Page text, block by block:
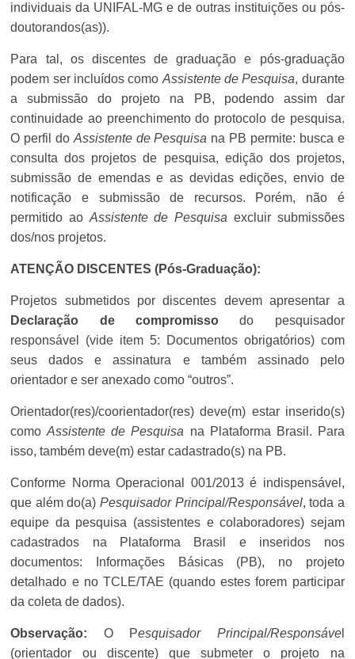
individuais da UNIFAL-MG e de outras instituições ou pós-
doutorandos(as)).
Para tal, os discentes de graduação e pós-graduação
podem ser incluídos como Assistente de Pesquisa, durante
a submissão do projeto na PB, podendo assim dar
continuidade ao preenchimento do protocolo de pesquisa.
O perfil do Assistente de Pesquisa na PB permite: busca e
consulta dos projetos de pesquisa, edição dos projetos,
submissão de emendas e as devidas edições, envio de
notificação e submissão de recursos. Porém, não é
permitido ao Assistente de Pesquisa excluir submissões
dos/nos projetos.
ATENÇÃO DISCENTES (Pós-Graduação):
Projetos submetidos por discentes devem apresentar a
Declaração de compromisso do pesquisador
responsável (vide item 5: Documentos obrigatórios) com
seus dados e assinatura e também assinado pelo
orientador e ser anexado como “outros”.
Orientador(res)/coorientador(res) deve(m) estar inserido(s)
comoAssistente de Pesquisa na Plataforma Brasil. Para
isso, também deve(m) estar cadastrado(s) na PB.
Conforme Norma Operacional 001/2013 é indispensável,
que além do(a) Pesquisador Principal/Responsável, toda a
equipe da pesquisa (assistentes e colaboradores) sejam
cadastrados na Plataforma Brasil e inseridos nos
documentos: Informações Básicas (PB), no projeto
detalhado e no TCLE/TAE (quando estes forem participar
da coleta de dados).
Observação: O Pesquisador Principal/Responsável
(orientador ou discente) que submeter o projeto na